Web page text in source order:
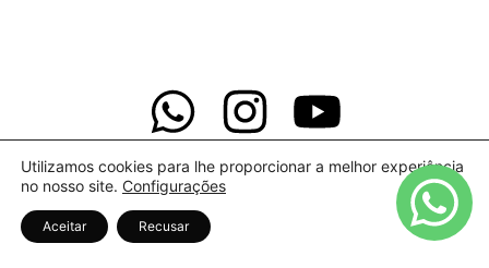
Copyright © 2022 Ale Mondini | Política de Privacidade
Utilizamos cookies para lhe proporcionar a melhor experiência
no nosso site. Configurações
Aceitar Recusar